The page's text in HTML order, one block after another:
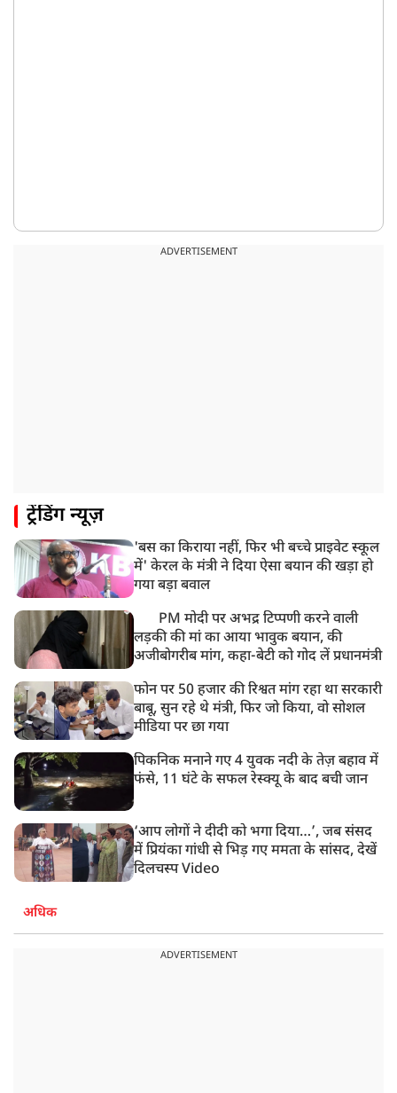
ADVERTISEMENT
ट्रेंडिंग न्यूज़
'बस का किराया नहीं, फिर भी बच्चे प्राइवेट स्कूल
में' केरल के मंत्री ने दिया ऐसा बयान की खड़ा हो
गया बड़ा बवाल
PM मोदी पर अभद्र टिप्पणी करने वाली
लड़की की मां का आया भावुक बयान, की
अजीबोगरीब मांग, कहा-बेटी को गोद लें प्रधानमंत्री
फोन पर 50 हजार की रिश्वत मांग रहा था सरकारी
बाबू, सुन रहे थे मंत्री, फिर जो किया, वो सोशल
मीडिया पर छा गया
पिकनिक मनाने गए 4 युवक नदी के तेज़ बहाव में
फंसे, 11 घंटे के सफल रेस्क्यू के बाद बची जान
‘आप लोगों ने दीदी को भगा दिया…’, जब संसद
में प्रियंका गांधी से भिड़ गए ममता के सांसद, देखें
दिलचस्प Video
अधिक
ADVERTISEMENT